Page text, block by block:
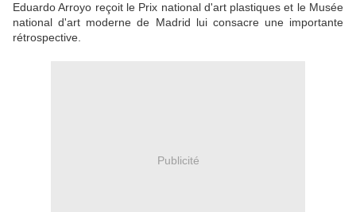
Eduardo Arroyo reçoit le Prix national d'art plastiques et le Musée
national d'art moderne de Madrid lui consacre une importante
rétrospective.
Publicité